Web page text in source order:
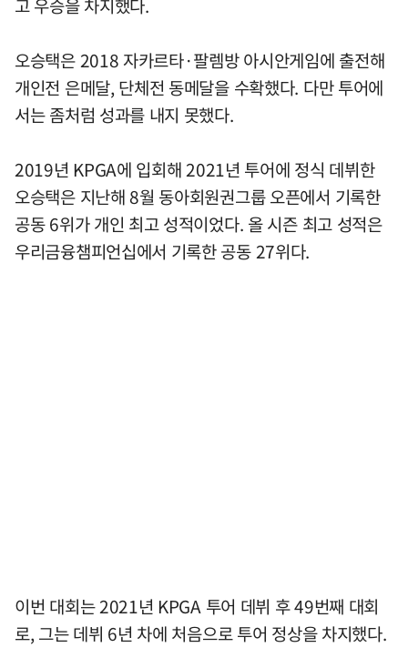
고 우승을 차지했다.
오승택은 2018 자카르타·팔렘방 아시안게임에 출전해
개인전 은메달, 단체전 동메달을 수확했다. 다만 투어에
서는 좀처럼 성과를 내지 못했다.
2019년 KPGA에 입회해 2021년 투어에 정식 데뷔한
오승택은 지난해 8월 동아회원권그룹 오픈에서 기록한
공동 6위가 개인 최고 성적이었다. 올 시즌 최고 성적은
우리금융챔피언십에서 기록한 공동 27위다.
이번 대회는 2021년 KPGA 투어 데뷔 후 49번째 대회
로, 그는 데뷔 6년 차에 처음으로 투어 정상을 차지했다.